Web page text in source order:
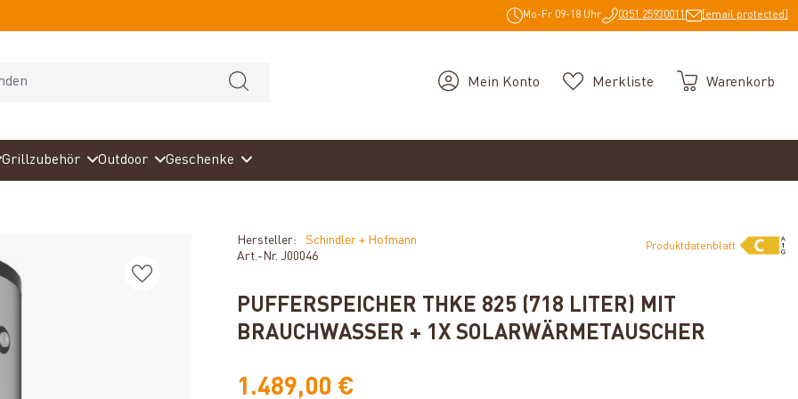
Mo-Fr 09-18 Uhr 0351 25930011 [email protected]
Mein Konto Merkliste Warenkorb
Grillzubehör Outdoor Geschenke
Hersteller:
Schindler + Hofmann
Art.-Nr. J00046
Produktdatenblatt
PUFFERSPEICHER THKE 825 (718 LITER) MIT
BRAUCHWASSER + 1X SOLARWÄRMETAUSCHER
1.489,00 €